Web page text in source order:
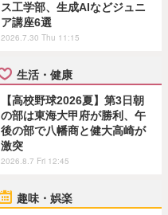
ス工学部、生成AIなどジュニ
ア講座6選
2026.7.30 Thu 11:15
生活・健康
【高校野球2026夏】第3日朝
の部は東海大甲府が勝利、午
後の部で八幡商と健大高崎が
激突
2026.8.7 Fri 12:45
趣味・娯楽